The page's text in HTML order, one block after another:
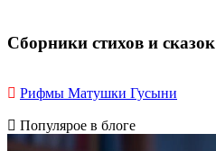
Сборники стихов и сказок
Рифмы Матушки Гусыни
Популярое в блоге